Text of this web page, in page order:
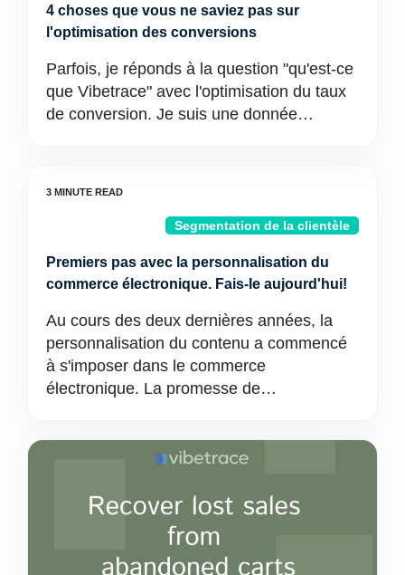
4 choses que vous ne saviez pas sur
l'optimisation des conversions
Parfois, je réponds à la question "qu'est-ce
que Vibetrace" avec l'optimisation du taux
de conversion. Je suis une donnée…
Segmentation de la clientèle
Premiers pas avec la personnalisation du
commerce électronique. Fais-le aujourd'hui!
Au cours des deux dernières années, la
personnalisation du contenu a commencé
à s'imposer dans le commerce
électronique. La promesse de…